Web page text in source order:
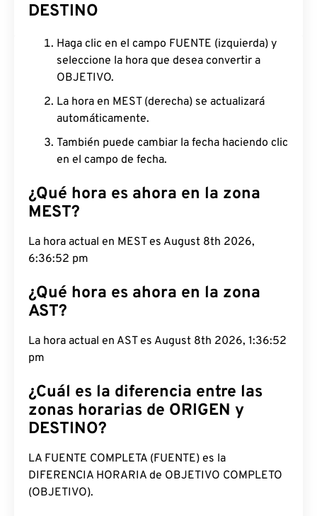
DESTINO
Haga clic en el campo FUENTE (izquierda) y
seleccione la hora que desea convertir a
OBJETIVO.
La hora en MEST (derecha) se actualizará
automáticamente.
También puede cambiar la fecha haciendo clic
en el campo de fecha.
¿Qué hora es ahora en la zona
MEST?
La hora actual en MEST es August 8th 2026,
6:36:53 pm
¿Qué hora es ahora en la zona
AST?
La hora actual en AST es August 8th 2026, 1:36:53
pm
¿Cuál es la diferencia entre las
zonas horarias de ORIGEN y
DESTINO?
LA FUENTE COMPLETA (FUENTE) es la
DIFERENCIA HORARIA de OBJETIVO COMPLETO
(OBJETIVO).